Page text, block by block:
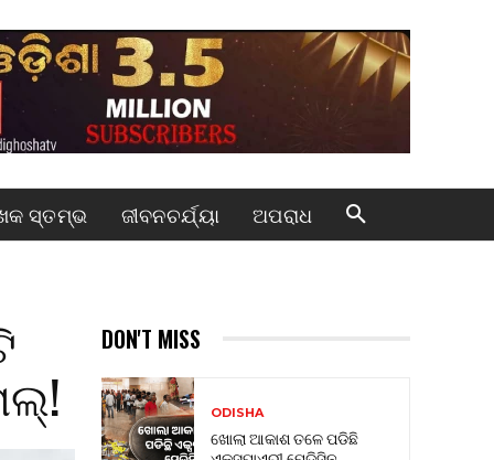
ସ୍ତମ୍ଭ ଜୀବନଚର୍ଯ୍ୟା ଅପରାଧ
DON'T MISS
ODISHA
ଖୋଲା ଆକାଶ ତଳେ ପଡିଛି